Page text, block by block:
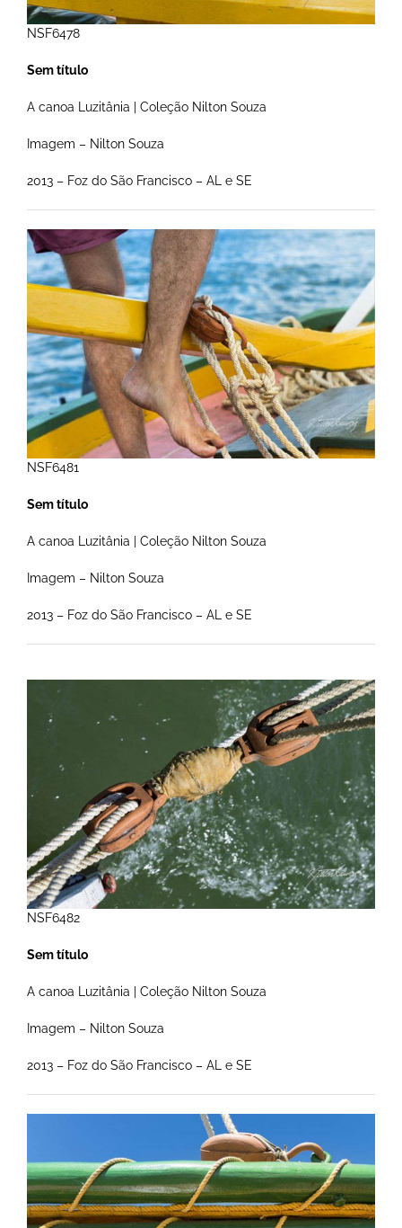
NSF6478
Sem título
A canoa Luzitânia | Coleção Nilton Souza
Imagem – Nilton Souza
2013 – Foz do São Francisco – AL e SE
NSF6481
Sem título
A canoa Luzitânia | Coleção Nilton Souza
Imagem – Nilton Souza
2013 – Foz do São Francisco – AL e SE
NSF6482
Sem título
A canoa Luzitânia | Coleção Nilton Souza
Imagem – Nilton Souza
2013 – Foz do São Francisco – AL e SE